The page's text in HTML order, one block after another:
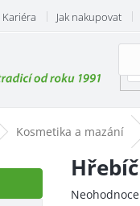
Kariéra Jak nakupovat
Kosmetika a mazání
Průměrné